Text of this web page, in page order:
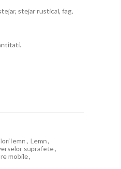
stejar rustical, fag,
lemn, Lemn,
suprafete,
mobile,